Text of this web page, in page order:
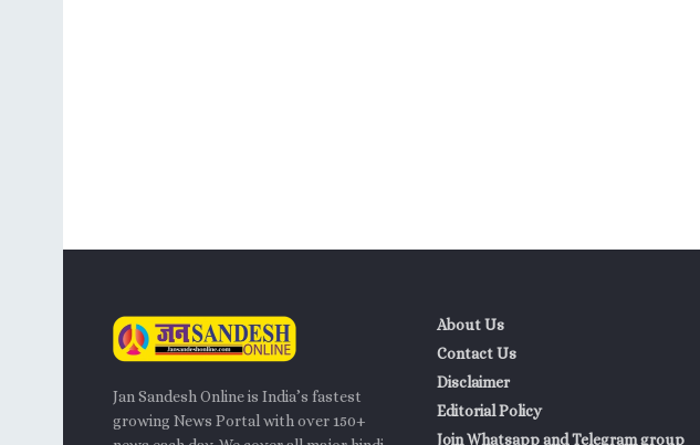
Jan Sandesh Online is India’s fastest
growing News Portal with over 150+
About Us
Contact Us
Disclaimer
Editorial Policy
Join Whatsapp and Telegram group